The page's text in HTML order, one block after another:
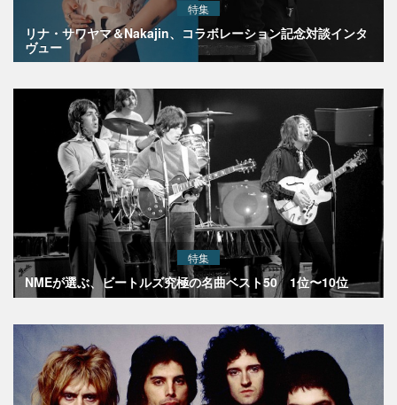
特集
リナ・サワヤマ＆Nakajin、コラボレーション記念対談インタ
ヴュー
特集
NMEが選ぶ、ビートルズ究極の名曲ベスト50 1位〜10位